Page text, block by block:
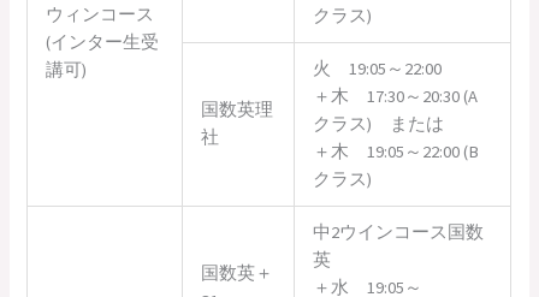
ウィンコース
(インター生受
講可)
クラス)
国数英理
社
火 19:05～22:00
＋木 17:30～20:30 (A
クラス) または
＋木 19:05～22:00 (B
クラス)
国数英＋
中2ウインコース国数
英
＋水 19:05～